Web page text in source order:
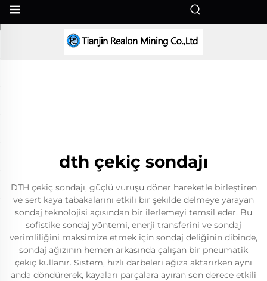
dth çekiç sondajı
DTH çekiç sondajı, güçlü vuruşu döner hareketle birleştiren
ve sert kaya tabakalarını etkili bir şekilde delmeye yarayan
sondaj teknolojisi açısından bir ilerlemeyi temsil eder. Bu
sofistike sondaj yöntemi, enerji transferini ve sondaj
verimliliğini maksimize etmek için sondaj deliğinin dibinde,
sondaj ağızının hemen arkasında çalışan bir pneumatik
çekiç kullanır. Sistem, hızlı darbeleri ağıza aktarırken aynı
anda döndürerek, kayaları parçalara ayıran son derece etkili